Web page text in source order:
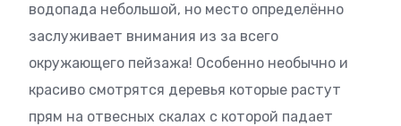
водопада небольшой, но место определённо
заслуживает внимания из за всего
окружающего пейзажа! Особенно необычно и
красиво смотрятся деревья которые растут
прям на отвесных скалах с которой падает